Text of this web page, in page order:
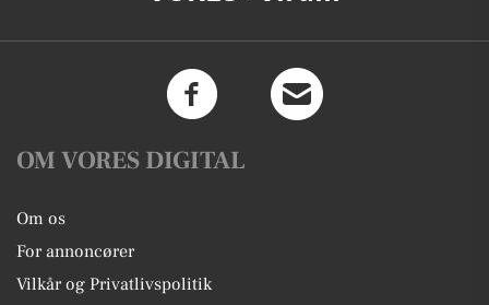
OM VORES DIGITAL
Om os
For annoncører
Vilkår og Privatlivspolitik